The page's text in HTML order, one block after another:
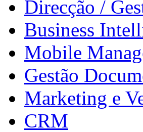
Direcção /
Business
Mobile
Gestão
Marketing e
CRM